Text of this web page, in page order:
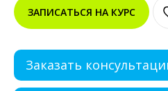
ЗАПИСАТЬСЯ НА КУРС
Заказать